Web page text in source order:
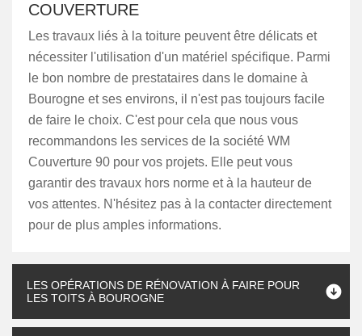
COUVERTURE
Les travaux liés à la toiture peuvent être délicats et
nécessiter l'utilisation d'un matériel spécifique. Parmi
le bon nombre de prestataires dans le domaine à
Bourogne et ses environs, il n'est pas toujours facile
de faire le choix. C'est pour cela que nous vous
recommandons les services de la société WM
Couverture 90 pour vos projets. Elle peut vous
garantir des travaux hors norme et à la hauteur de
vos attentes. N'hésitez pas à la contacter directement
pour de plus amples informations.
LES OPÉRATIONS DE RÉNOVATION À FAIRE POUR
LES TOITS À BOUROGNE